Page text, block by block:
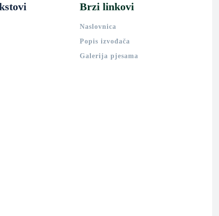
Brzi linkovi
Naslovnica
Popis izvođača
Galerija pjesama